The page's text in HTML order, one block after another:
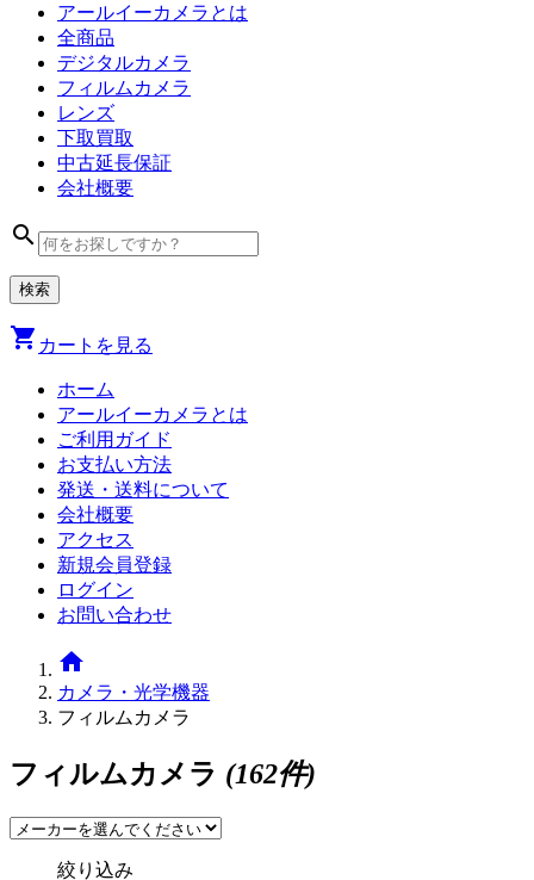
アールイーカメラとは
全商品
デジタルカメラ
フィルム カメラ
レンズ
下取買取
中古延長保証
会社概要
search
shopping_cart カートを見る
ホーム
アールイーカメラとは
ご利用ガイド
お支払い方法
発送・送料について
会社概要
アクセス
新規会員登録
ログイン
お問い合わせ
home
カメラ・光学機器
フィルムカメラ
フィルムカメラ (162件)
絞り込み